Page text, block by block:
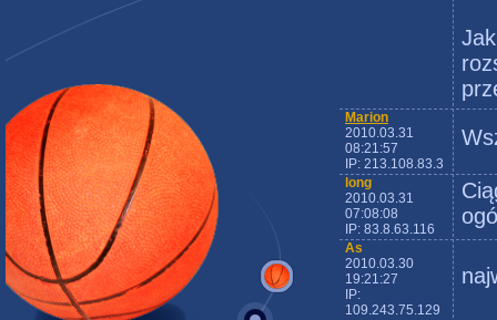
Marion
2010.03.31
08:21:57
IP: 213.108.83.3
long
2010.03.31
07:08:08
IP: 83.8.63.116
As
2010.03.30
19:21:27
IP:
109.243.75.129